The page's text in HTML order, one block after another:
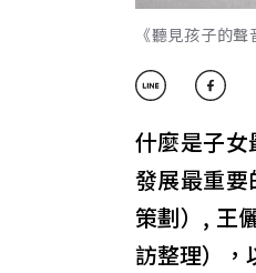
《聽見孩子的
什麼是子
發展最重
策劃）, 王
訪整理），